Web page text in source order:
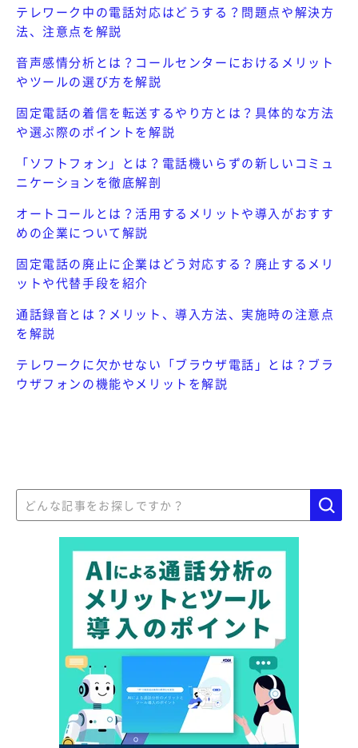
テレワーク中の電話対応はどうする？問題点や解決方
法、注意点を解説
音声感情分析とは？コールセンターにおけるメリット
やツールの選び方を解説
固定電話の着信を転送するやり方とは？具体的な方法
や選ぶ際のポイントを解説
「ソフトフォン」とは？電話機いらずの新しいコミュ
ニケーションを徹底解剖
オートコールとは？活用するメリットや導入がおすす
めの企業について解説
固定電話の廃止に企業はどう対応する？廃止するメリ
ットや代替手段を紹介
通話録音とは？メリット、導入方法、実施時の注意点
を解説
テレワークに欠かせない「ブラウザ電話」とは？ブラ
ウザフォンの機能やメリットを解説